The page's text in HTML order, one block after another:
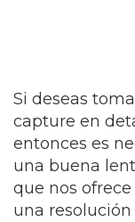
Si deseas
capture en
entonces es
una buena
que nos
una resolución